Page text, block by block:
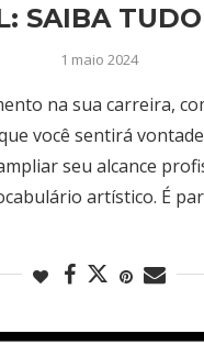
SAIBA
1 maio 2024
na sua carreira,
você sentirá
seu alcance
artístico. É